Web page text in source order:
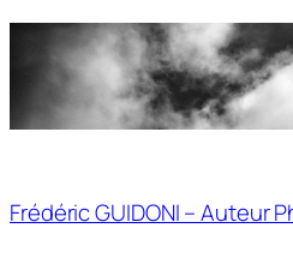
Aller
Frédéric GUIDONI – Auteur